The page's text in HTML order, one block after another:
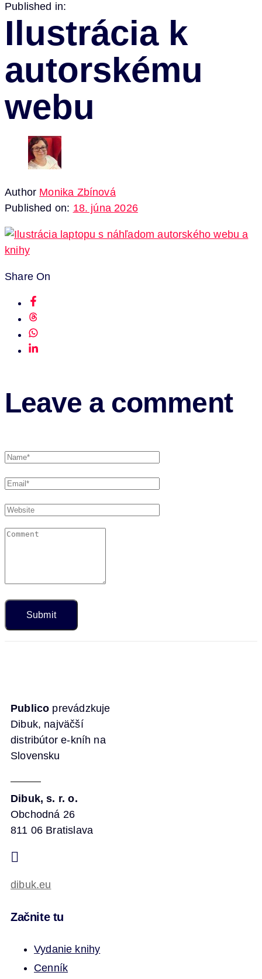
Published in:
Ilustrácia k
autorskému
webu
Author Monika Zbínová
Published on: 18. júna 2026
Share On
Leave a comment
Publico prevádzkuje
Dibuk, najväčší
distribútor e-kníh na
Slovensku
Dibuk, s. r. o.
Obchodná 26
811 06 Bratislava
dibuk.eu
Začnite tu
Vydanie knihy
Cenník